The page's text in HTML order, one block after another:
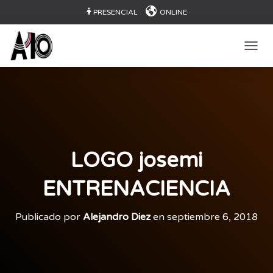
PRESENCIAL ONLINE
LOGO josemi
ENTRENACIENCIA
Publicado por Alejandro Diezen septiembre 6, 2018